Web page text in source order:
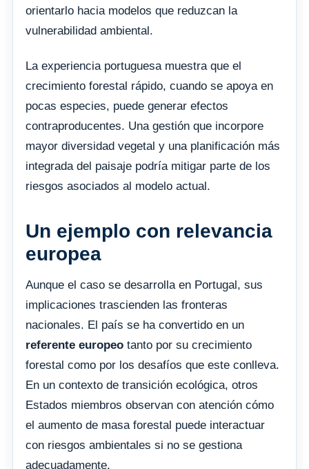
orientarlo hacia modelos que reduzcan la
vulnerabilidad ambiental.
La experiencia portuguesa muestra que el
crecimiento forestal rápido, cuando se apoya en
pocas especies, puede generar efectos
contraproducentes. Una gestión que incorpore
mayor diversidad vegetal y una planificación más
integrada del paisaje podría mitigar parte de los
riesgos asociados al modelo actual.
Un ejemplo con relevancia
europea
Aunque el caso se desarrolla en Portugal, sus
implicaciones trascienden las fronteras
nacionales. El país se ha convertido en un
referente europeo tanto por su crecimiento
forestal como por los desafíos que este conlleva.
En un contexto de transición ecológica, otros
Estados miembros observan con atención cómo
el aumento de masa forestal puede interactuar
con riesgos ambientales si no se gestiona
adecuadamente.